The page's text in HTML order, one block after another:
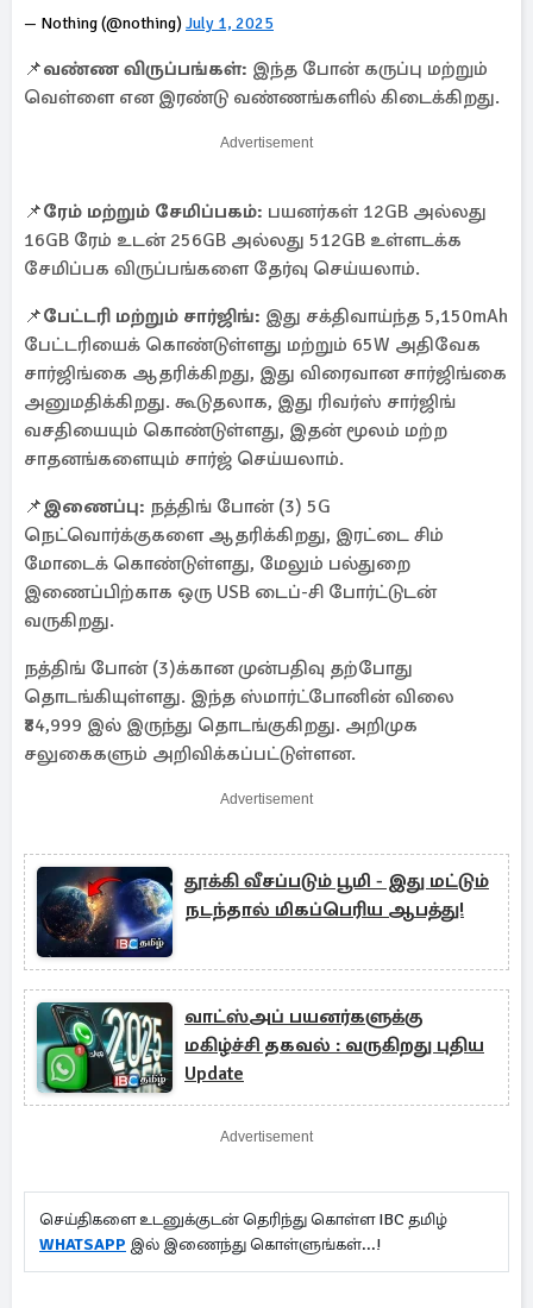
— Nothing (@nothing) July 1, 2025
📌வண்ண விருப்பங்கள்: இந்த போன் கருப்பு மற்றும்
வெள்ளை என இரண்டு வண்ணங்களில் கிடைக்கிறது.
Advertisement
📌ரேம் மற்றும் சேமிப்பகம்: பயனர்கள் 12GB அல்லது
16GB ரேம் உடன் 256GB அல்லது 512GB உள்ளடக்க
சேமிப்பக விருப்பங்களை தேர்வு செய்யலாம்.
📌பேட்டரி மற்றும் சார்ஜிங்: இது சக்திவாய்ந்த 5,150mAh
பேட்டரியைக் கொண்டுள்ளது மற்றும் 65W அதிவேக
சார்ஜிங்கை ஆதரிக்கிறது, இது விரைவான சார்ஜிங்கை
அனுமதிக்கிறது. கூடுதலாக, இது ரிவர்ஸ் சார்ஜிங்
வசதியையும் கொண்டுள்ளது, இதன் மூலம் மற்ற
சாதனங்களையும் சார்ஜ் செய்யலாம்.
📌இணைப்பு: நத்திங் போன் (3) 5G
நெட்வொர்க்குகளை ஆதரிக்கிறது, இரட்டை சிம்
மோடைக் கொண்டுள்ளது, மேலும் பல்துறை
இணைப்பிற்காக ஒரு USB டைப்-சி போர்ட்டுடன்
வருகிறது.
நத்திங் போன் (3)க்கான முன்பதிவு தற்போது
தொடங்கியுள்ளது. இந்த ஸ்மார்ட்போனின் விலை
₹84,999 இல் இருந்து தொடங்குகிறது. அறிமுக
சலுகைகளும் அறிவிக்கப்பட்டுள்ளன.
Advertisement
தூக்கி வீசப்படும் பூமி - இது மட்டும்
நடந்தால் மிகப்பெரிய ஆபத்து!
வாட்ஸ்அப் பயனர்களுக்கு
மகிழ்ச்சி தகவல் : வருகிறது புதிய
Update
Advertisement
செய்திகளை உடனுக்குடன் தெரிந்து கொள்ள IBC தமிழ்
WHATSAPP இல் இணைந்து கொள்ளுங்கள்...!